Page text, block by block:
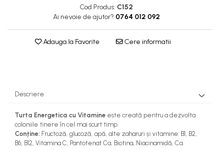
Cod Produs: C152
Ai nevoie de ajutor? 0764 012 092
Adauga la Favorite Cere informatii
Descriere
Turta Energetica cu Vitamine este creată pentru a dezvolta
coloniile tinere în cel mai scurt timp.
Conține: Fructoză, glucoză, apă, alte zaharuri și vitamine: B1, B2,
B6, B12, Vitamina C, Pantotenat Ca, Biotina, Niacinamidă, Ca.